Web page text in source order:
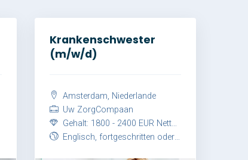
Krankenschwester
(m/w/d)
Amsterdam, Niederlande
Uw ZorgCompaan
Gehalt: 1800 - 2400 EUR Netto / Monat
Englisch, fortgeschritten oder Niederländisch, fortgeschritten